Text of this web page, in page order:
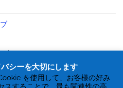
ゴール
シーを大切にします
を使用して、お客様の好み
スすることで、最も関連性の高